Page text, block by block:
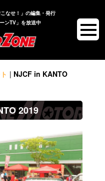
なせ！」の編集・発行
ンTV」を放送中
| NJCF in KANTO
2019